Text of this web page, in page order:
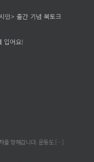
민> 출간 기념 북토크
입어요!
를 향해갑니다. 운동도 […]